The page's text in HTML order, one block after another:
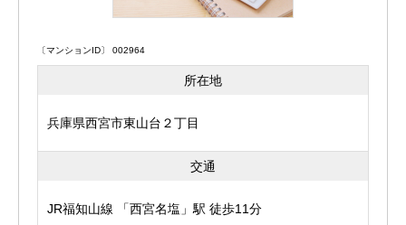
〔マンションID〕 002964
所在地
兵庫県西宮市東山台２丁目
交通
JR福知山線 「西宮名塩」駅 徒歩11分